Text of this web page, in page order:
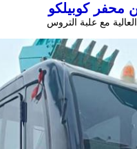
مع علبة التروس